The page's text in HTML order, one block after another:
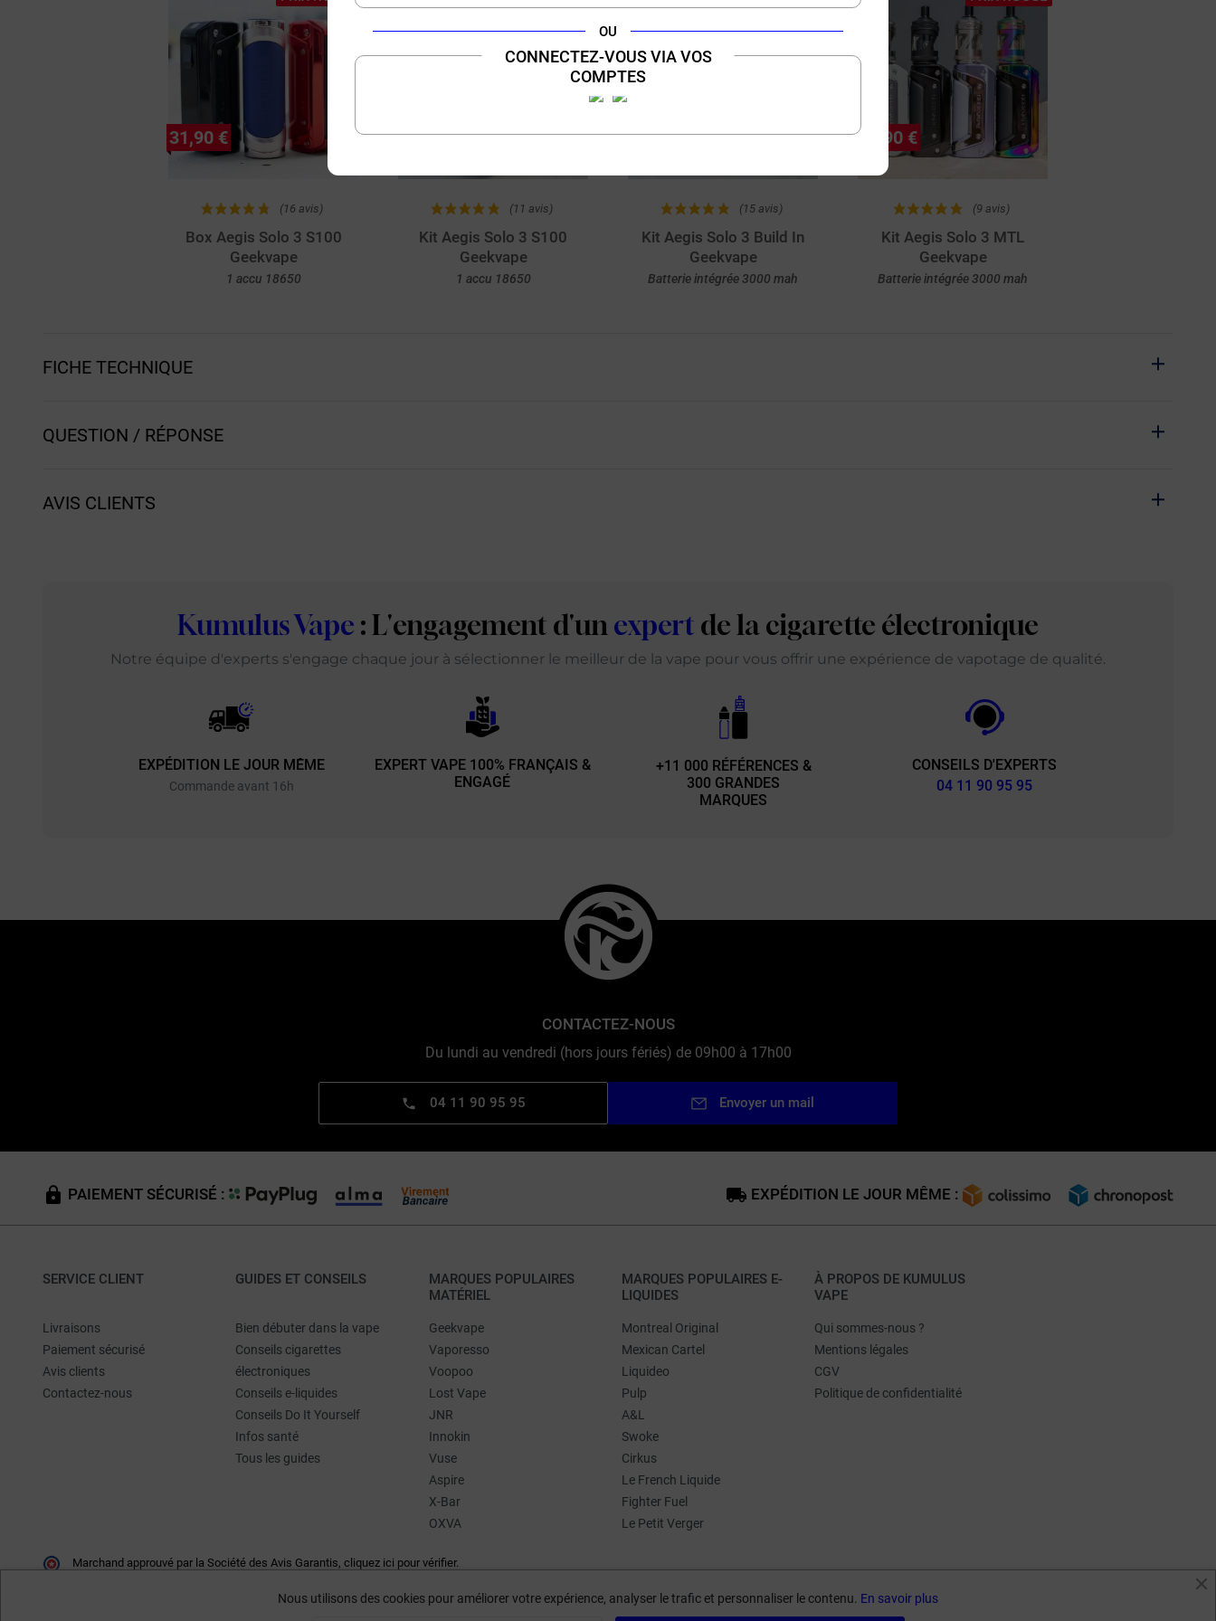
OU
CONNECTEZ-VOUS VIA VOS
COMPTES
(16 avis)
Box Aegis Solo 3 S100
Geekvape
1 accu 18650
31,90 €
(11 avis)
Kit Aegis Solo 3 S100
Geekvape
1 accu 18650
44,90 €
(15 avis)
Kit Aegis Solo 3 Build In
Geekvape
Batterie intégrée 3000 mah
29,90 €
(9 avis)
Kit Aegis Solo 3 MTL
Geekvape
Batterie intégrée 3000 mah
29,90 €
FICHE TECHNIQUE
QUESTION / RÉPONSE
AVIS CLIENTS
Kumulus Vape : L'engagement d'un expert de la cigarette électronique
Notre équipe d'experts s'engage chaque jour à sélectionner le meilleur de la vape pour vous offrir une expérience de vapotage de qualité.
EXPÉDITION LE JOUR MÊME
Commande avant 16h
EXPERT VAPE 100% FRANÇAIS &
ENGAGÉ
+11 000 RÉFÉRENCES &
300 GRANDES
MARQUES
CONSEILS D'EXPERTS
04 11 90 95 95
CONTACTEZ-NOUS
Du lundi au vendredi (hors jours fériés) de 09h00 à 17h00
04 11 90 95 95 Envoyer un mail
PAIEMENT SÉCURISÉ : EXPÉDITION LE JOUR MÊME :
SERVICE CLIENT
Livraisons
Paiement sécurisé
Avis clients
Contactez-nous
GUIDES ET CONSEILS
Bien débuter dans la vape
Conseils cigarettes
électroniques
Conseils e-liquides
Conseils Do It Yourself
Infos santé
Tous les guides
MARQUES POPULAIRES
MATÉRIEL
Geekvape
Vaporesso
Voopoo
Lost Vape
JNR
Innokin
Vuse
Aspire
X-Bar
OXVA
MARQUES POPULAIRES E-
LIQUIDES
Montreal Original
Mexican Cartel
Liquideo
Pulp
A&L
Swoke
Cirkus
Le French Liquide
Fighter Fuel
Le Petit Verger
À PROPOS DE KUMULUS
VAPE
Qui sommes-nous ?
Mentions légales
CGV
Politique de confidentialité
Marchand approuvé par la Société des Avis Garantis, cliquez ici pour vérifier.
Nous utilisons des cookies pour améliorer votre expérience, analyser le trafic et personnaliser le contenu. En savoir plus